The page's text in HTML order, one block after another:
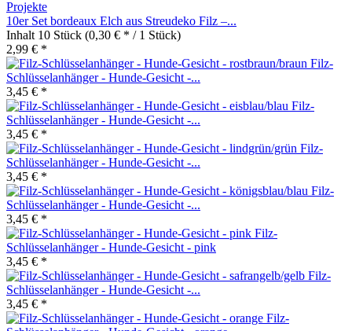
10er Set bordeaux Elch aus Streudeko Filz –...
Inhalt 10 Stück (0,30 € * / 1 Stück)
2,99 € *
Filz-
Schlüsselanhänger - Hunde-Gesicht -...
3,45 € *
Filz-
Schlüsselanhänger - Hunde-Gesicht -...
3,45 € *
Filz-
Schlüsselanhänger - Hunde-Gesicht -...
3,45 € *
Filz-
Schlüsselanhänger - Hunde-Gesicht -...
3,45 € *
Filz-
Schlüsselanhänger - Hunde-Gesicht - pink
3,45 € *
Filz-
Schlüsselanhänger - Hunde-Gesicht -...
3,45 € *
Filz-